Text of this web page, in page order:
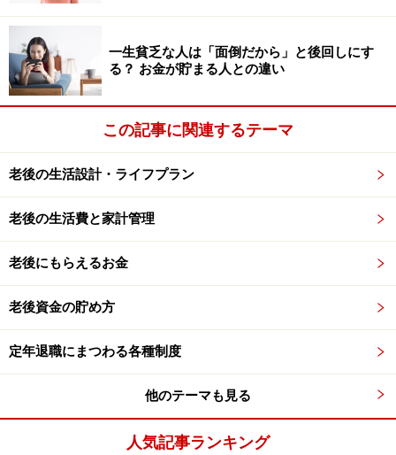
げることも一つの方法です。
その際は、お世話を受けるのではなく、自分から積極的
に何かを提供し、相手に対して親切や助けを惜しまない
「ギブ・与える」精神を意識するとよいでしょう。
また、「一人暮らしだから不安」と感じるかもしれませ
んが、実際には一人暮らしの高齢者は決して少数派では
厚生労働省の「2024（令和6）年国民生活基礎調査の概
況」
によると、全国の世帯総数の半数を超える2760万
す。さらに、そのなかの3割以上（903万1000世帯）が
「単独（単身）世帯」です。
少し気持ちが軽くなることもあるでしょう。孤独や不安
ばかりに目を向けるのではなく、趣味や学び、人との交
流など、自分なりの楽しみや居場所を少しずつ増やして
一生貧乏な人は「面倒だから」と後回しにす
る？ お金が貯まる人との違い
この記事に関連するテーマ
老後の生活設計・ライフプラン
老後の生活費と家計管理
老後にもらえるお金
老後資金の貯め方
定年退職にまつわる各種制度
他のテーマも見る
人気記事ランキング